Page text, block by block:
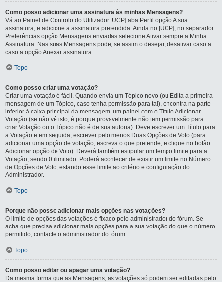
Como posso adicionar uma assinatura às minhas Mensagens?
Vá ao Painel de Controlo do Utilizador [UCP] aba Perfil opção A sua
assinatura, e adicione a assinatura pretendida. Ainda no [UCP], no separador
Preferências opção Mensagens enviadas selecione Ativar sempre a Minha
Assinatura. Nas suas Mensagens pode, se assim o desejar, desativar caso a
caso a opção Anexar assinatura.
Topo
Como posso criar uma votação?
Criar uma votação é fácil. Quando envia um Tópico novo (ou Edita a primeira
mensagem de um Tópico, caso tenha permissão para tal), encontra na parte
inferior à caixa principal da mensagem, um painel com o Título Adicionar
Votação (se não vê isto, é porque provavelmente não tem permissão para
criar Votação ou o Tópico não é de sua autoria). Deve escrever um Título para
a Votação e em seguida, escrever pelo menos Duas Opções de Voto (para
adicionar uma opção de votação, escreva o que pretende, e clique no botão
Adicionar opção de Voto). Deverá também estipular um tempo limite para a
Votação, sendo 0 ilimitado. Poderá acontecer de existir um limite no Número
de Opções de Voto, estando esse limite ao critério e configuração do
Administrador.
Topo
Porque não posso adicionar mais opções nas votações?
O limite de opções das votações é fixado pelo administrador do fórum. Se
acha que precisa adicionar mais opções para a sua votação do que o número
permitido, contacte o administrador do fórum.
Topo
Como posso editar ou apagar uma votação?
Da mesma forma que as Mensagens, as votações só podem ser editadas pelo